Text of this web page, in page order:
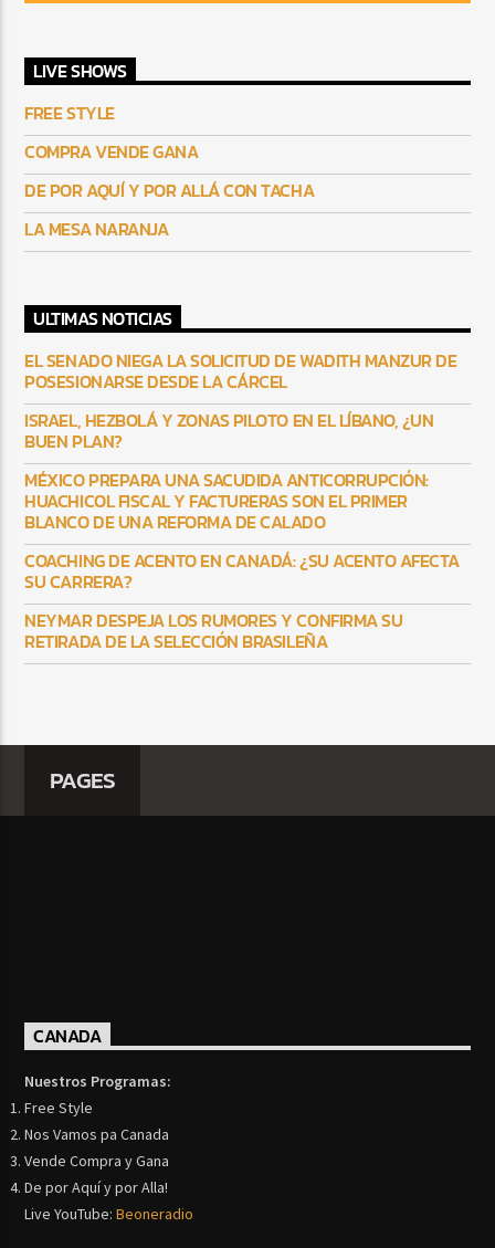
LIVE SHOWS
FREE STYLE
COMPRA VENDE GANA
DE POR AQUÍ Y POR ALLÁ CON TACHA
LA MESA NARANJA
ULTIMAS NOTICIAS
EL SENADO NIEGA LA SOLICITUD DE WADITH MANZUR DE
POSESIONARSE DESDE LA CÁRCEL
ISRAEL, HEZBOLÁ Y ZONAS PILOTO EN EL LÍBANO, ¿UN
BUEN PLAN?
MÉXICO PREPARA UNA SACUDIDA ANTICORRUPCIÓN:
HUACHICOL FISCAL Y FACTURERAS SON EL PRIMER
BLANCO DE UNA REFORMA DE CALADO
COACHING DE ACENTO EN CANADÁ: ¿SU ACENTO AFECTA
SU CARRERA?
NEYMAR DESPEJA LOS RUMORES Y CONFIRMA SU
RETIRADA DE LA SELECCIÓN BRASILEÑA
PAGES
CANADA
Nuestros Programas:
Free Style
Nos Vamos pa Canada
Vende Compra y Gana
De por Aquí y por Alla!
Live YouTube:Beoneradio